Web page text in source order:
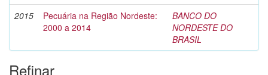
2015
Pecuária na Região Nordeste:
2000 a 2014
BANCO DO
NORDESTE DO
BRASIL
Refinar